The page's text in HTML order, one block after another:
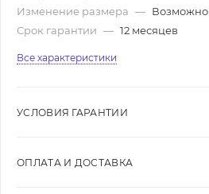
Изменение размера — Возможно
Срок гарантии — 12 месяцев
Все характеристики
УСЛОВИЯ ГАРАНТИИ
ОПЛАТА И ДОСТАВКА